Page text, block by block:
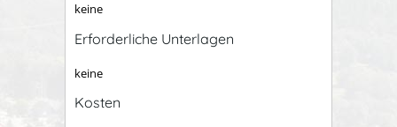
keine
Erforderliche Unterlagen
keine
Kosten